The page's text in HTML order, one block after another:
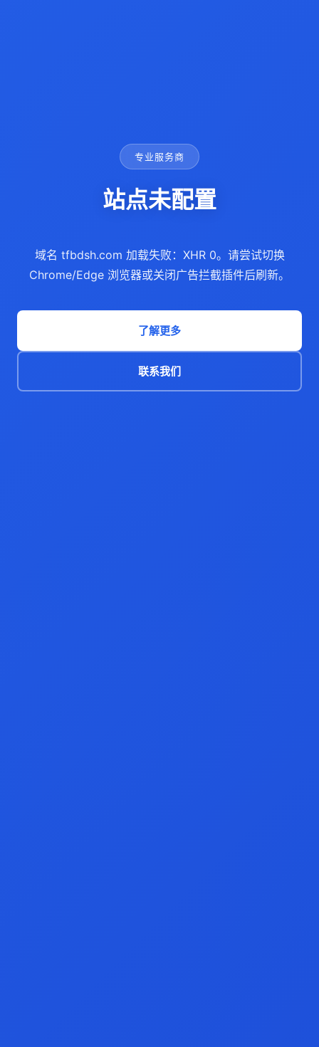
专业服务商
站点未配置
域名 tfbdsh.com 加载失败：XHR 0。请尝试切换
Chrome/Edge 浏览器或关闭广告拦截插件后刷新。
了解更多
联系我们